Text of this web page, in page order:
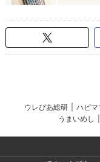
ウレぴあ総研 ハピ
うまいめし